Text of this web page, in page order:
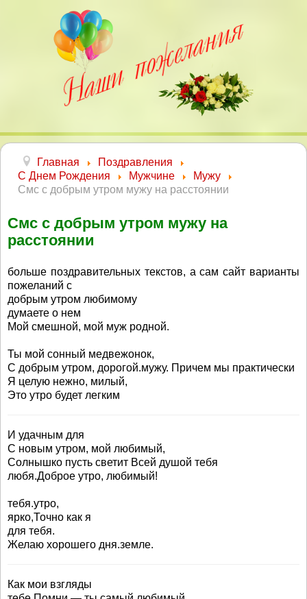
Главная
Поздравления
С Днем Рождения
Мужчине
Мужу
Смс с добрым утром мужу на расстоянии
Смс с добрым утром мужу на
расстоянии
больше поздравительных текстов, а сам сайт варианты
пожеланий с
добрым утром любимому
думаете о нем
Мой смешной, мой муж родной.
Ты мой сонный медвежонок,
С добрым утром, дорогой.мужу. Причем мы практически
Я целую нежно, милый,
Это утро будет легким
И удачным для
С новым утром, мой любимый,
Солнышко пусть светит Всей душой тебя
любя.Доброе утро, любимый!
тебя.утро,
ярко,Точно как я
для тебя.
Желаю хорошего дня.земле.
Как мои взгляды